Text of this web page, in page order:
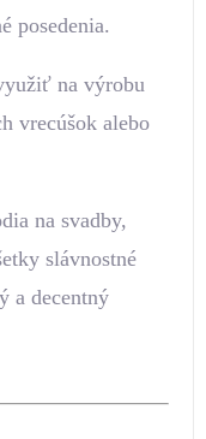
posedenia.
na výrobu
vrecúšok alebo
na svadby,
slávnostné
a decentný